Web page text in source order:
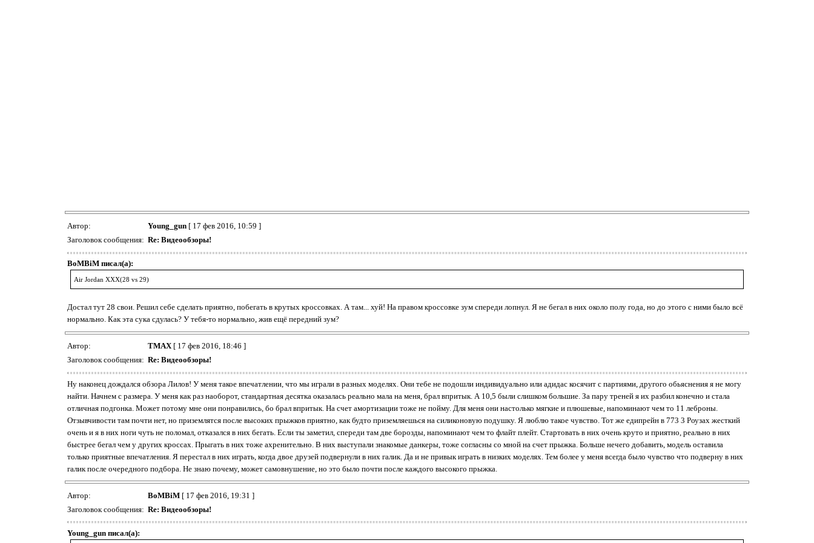
Автор: Young_gun [ 17 фев 2016, 10:59 ]
Заголовок сообщения: Re: Видеообзоры!
BoMBiM писал(а):
Air Jordan XXX(28 vs 29)
Достал тут 28 свои. Решил себе сделать приятно, побегать в крутых кроссовках. А там... хуй! На правом кроссовке зум спереди лопнул. Я не бегал в них около полу года, но до этого с ними было всё
нормально. Как эта сука сдулась? У тебя-то нормально, жив ещё передний зум?
Автор: TMAX[ 17 фев 2016, 18:46 ]
Заголовок сообщения: Re: Видеообзоры!
Ну наконец дождался обзора Лилов! У меня такое впечатлении, что мы играли в разных моделях. Они тебе не подошли индивидуально или адидас косячит с партиями, другого обьяснения я не могу
найти. Начнем с размера. У меня как раз наоборот, стандартная десятка оказалась реально мала на меня, брал впритык. А 10,5 были слишком большие. За пару треней я их разбил конечно и стала
отличная подгонка. Может потому мне они понравились, бо брал впритык. На счет амортизации тоже не пойму. Для меня они настолько мягкие и плюшевые, напоминают чем то 11 леброны.
Отзывчивости там почти нет, но приземлятся после высоких прыжков приятно, как будто приземляешься на силиконовую подушку. Я люблю такое чувство. Тот же едипрейн в 773 3 Роузах жесткий
очень и я в них ноги чуть не поломал, отказался в них бегать. Если ты заметил, спереди там две борозды, напоминают чем то флайт плейт. Стартовать в них очень круто и приятно, реально в них
быстрее бегал чем у других кроссах. Прыгать в них тоже ахренительно. В них выступали знакомые данкеры, тоже согласны со мной на счет прыжка. Больше нечего добавить, модель оставила
только приятные впечатления. Я перестал в них играть, когда двое друзей подвернули в них галик. Да и не привык играть в низких моделях. Тем более у меня всегда было чувство что подверну в них
галик после очередного подбора. Не знаю почему, может самовнушение, но это было почти после каждого высокого прыжка.
Автор: BoMBiM [ 17 фев 2016, 19:31 ]
Заголовок сообщения: Re: Видеообзоры!
Young_gun писал(а):